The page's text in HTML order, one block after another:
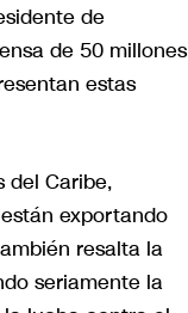
de
de 50 millones
estas
del Caribe,
exportando
resalta la
seriamente la